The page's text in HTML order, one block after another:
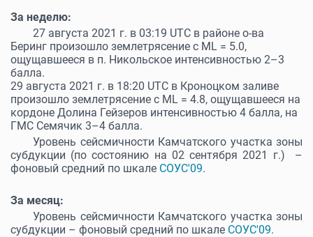
За неделю:
27 августа 2021 г. в 03:19 UTC в районе о-ва
Беринг произошло землетрясение с МL = 5.0,
ощущавшееся в п. Никольское интенсивностью 2–3
балла.
29 августа 2021 г. в 18:20 UTC в Кроноцком заливе
произошло землетрясение с МL = 4.8, ощущавшееся на
кордоне Долина Гейзеров интенсивностью 4 балла, на
ГМС Семячик 3–4 балла.
Уровень сейсмичности Камчатского участка зоны
субдукции (по состоянию на 02 сентября 2021 г.) –
фоновый средний по шкале СОУС'09.
За месяц:
Уровень сейсмичности Камчатского участка зоны
субдукции – фоновый средний по шкале СОУС'09.